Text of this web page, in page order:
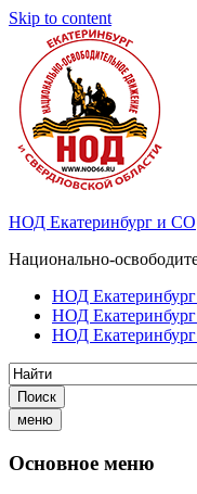
Skip to content
НОД Екатеринбург и СО
Национально-
НОД
НОД
НОД
Поиск
меню
Основное меню